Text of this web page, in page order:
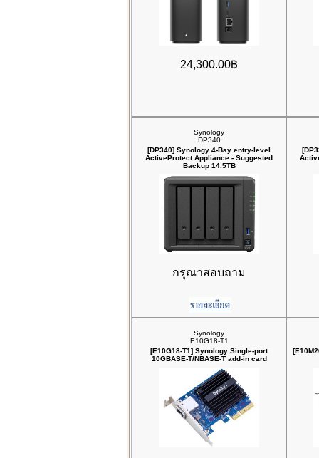
24,300.00฿
Synology
DP340
[DP340] Synology 4-Bay entry-level
ActiveProtect Appliance - Suggested
Backup 14.5TB
กรุณาสอบถาม
Synology
E10G18-T1
[E10G18-T1] Synology Single-port
10GBASE-T/NBASE-T add-in card